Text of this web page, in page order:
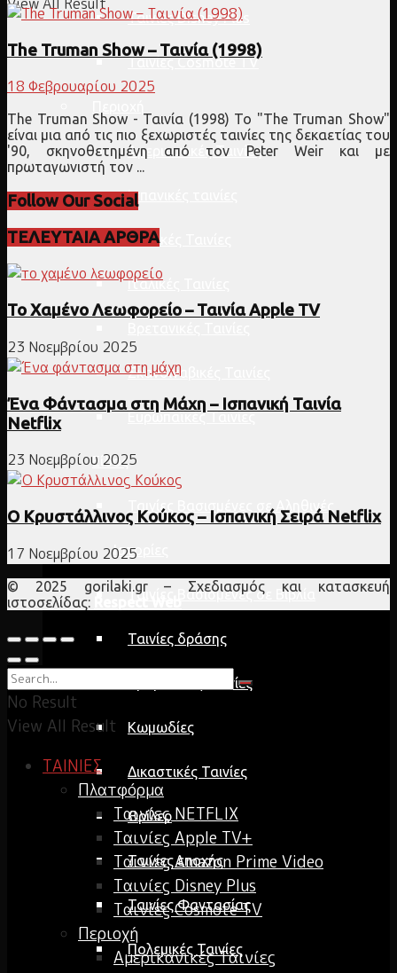
Ταινίες Disney Plus
Ταινίες Cosmote TV
Αμερικανικές Ταινίες
Ισπανικές ταινίες
Γαλλικές Ταινίες
Ιταλικές Ταινίες
Σκανδιναβικές Ταινίες
Ευρωπαϊκές Ταινίες
Είδος
Ταινίες Βασισμένες σε Αληθινές
Ιστορίες
Ταινίες Βασισμένες σε Βιβλία
Ταινίες δράσης
Δραματικές Ταινίες
Κωμωδίες
Δικαστικές Ταινίες
Θρίλερ
Ταινίες εποχής
Ταινίες Φαντασίας
Πολεμικές Ταινίες
The Truman Show – Ταινία (1998)
18 Φεβρουαρίου 2025
The Truman Show - Ταινία (1998) Το "The Truman Show"
είναι μια από τις πιο ξεχωριστές ταινίες της δεκαετίας του
'90, σκηνοθετημένη από τον Peter Weir και με
πρωταγωνιστή τον ...
Follow Our Social
ΤΕΛΕΥΤΑΙΑ ΑΡΘΡΑ
Το Χαμένο Λεωφορείο – Ταινία Apple TV
23 Νοεμβρίου 2025
Ένα Φάντασμα στη Μάχη – Ισπανική Ταινία
Netflix
23 Νοεμβρίου 2025
Ο Κρυστάλλινος Κούκος – Ισπανική Σειρά Netflix
17 Νοεμβρίου 2025
© 2025 gorilaki.gr – Σχεδιασμός και κατασκευή
ιστοσελίδας:
No Result
View All Result
ΤΑΙΝΙΕΣ
Πλατφόρμα
Ταινίες NETFLIX
Ταινίες Apple TV+
Ταινίες Amazon Prime Video
Ταινίες Disney Plus
Ταινίες Cosmote TV
Περιοχή
Αμερικανικές Ταινίες